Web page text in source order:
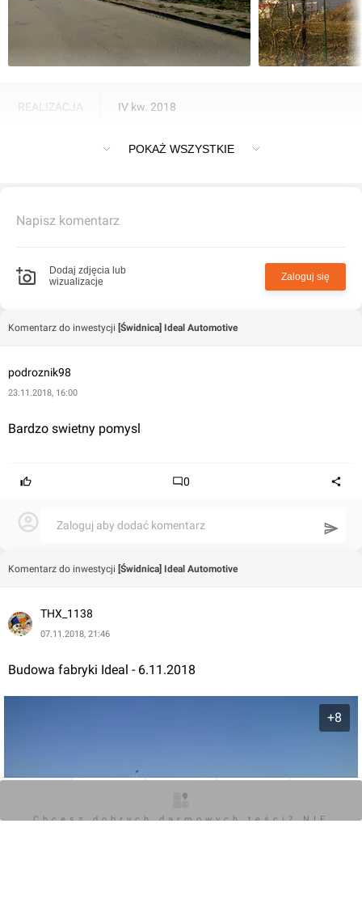
REALIZACJA IV kw. 2018
Fabryka Ideal Automotive w Świdnicy
POKAŻ WSZYSTKIE
Napisz komentarz
Dodaj zdjęcia lub
wizualizacje
Zaloguj się
Komentarz do inwestycji [Świdnica] Ideal Automotive
podroznik98
23.11.2018, 16:00
Bardzo swietny pomysl
0
Zaloguj aby dodać komentarz
Komentarz do inwestycji [Świdnica] Ideal Automotive
THX_1138
07.11.2018, 21:46
Budowa fabryki Ideal - 6.11.2018
+8
Chcesz dobrych darmowych teści? NIE